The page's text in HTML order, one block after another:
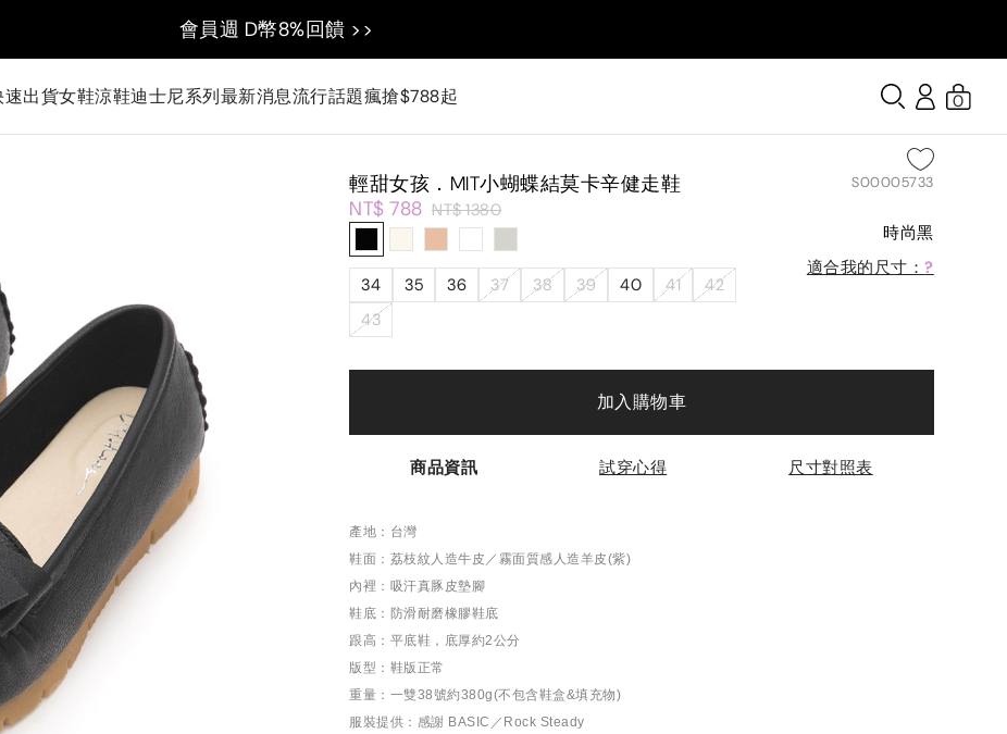
會員週 D幣8%回饋 >>
速出貨女鞋涼鞋迪士尼系列最新消息流行話題瘋搶$788起 0
輕甜女孩．MIT小蝴蝶結莫卡辛健走鞋 S00005733
NT$ 788 NT$ 1380
時尚黑
34 35 36 37 38 39 40 41
42
43
適合我的尺寸：?
加入購物車
商品資訊 試穿心得 尺寸對照表
產地：台灣
鞋面：荔枝紋人造牛皮／霧面質感人造羊皮(紫)
內裡：吸汗真豚皮墊腳
鞋底：防滑耐磨橡膠鞋底
跟高：平底鞋，底厚約2公分
版型：鞋版正常
重量：一雙38號約380g(不包含鞋盒&填充物)
服裝提供：感謝 BASIC／Rock Steady